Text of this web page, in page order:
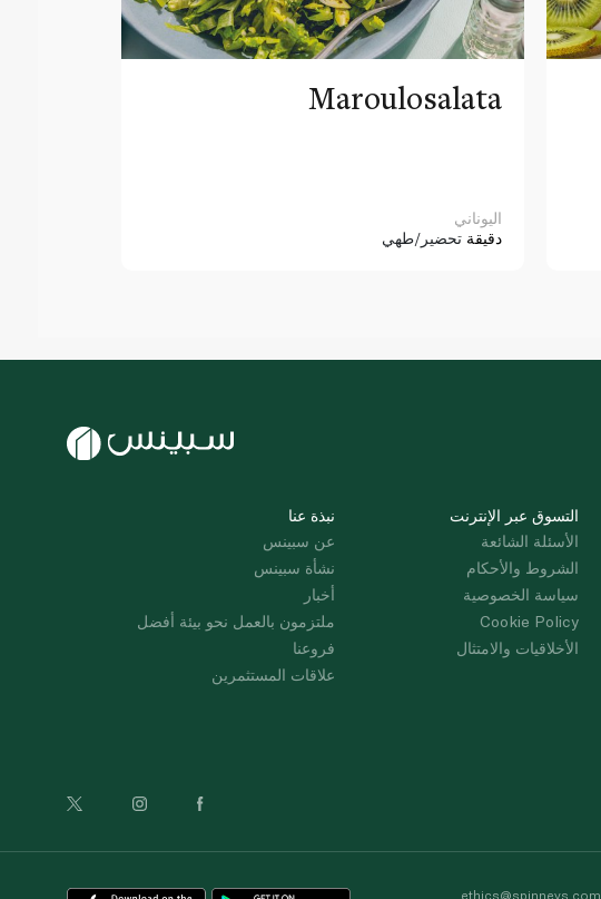
Maroulosalata
اليوناني
دقيقة تحضير/طهي
نبذة عنا
عن سبينس
نشأة سبينس
أخبار
ملتزمون بالعمل نحو بيئة أفضل
فروعنا
علاقات المستثمرين
التسوق عبر الإنترنت
الأسئلة الشائعة
الشروط والأحكام
سياسة الخصوصية
Cookie Policy
الأخلاقيات والامتثال
ethics@spinneys.com